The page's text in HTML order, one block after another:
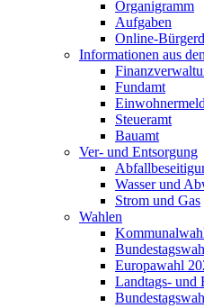
Organigramm
Aufgaben
Online-
Informationen aus
Fundamt
Steueramt
Bauamt
Ver- und Entsorgung
Wasser und
Strom und Gas
Wahlen
Europawahl
Landtags- und